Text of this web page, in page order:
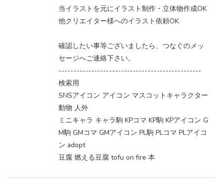
当イラストを元にイラスト制作・立体物作成OK
他クリエイター様へのイラスト依頼OK
確認したい事等ございましたら、つなぐのメッ
セージへご連絡下さい。
------------------------------------------------
検索用
SNSアイコン アイコン マスコットキャラクター
動物 人外
ミニキャラ キャラ駒 KPコマ KP駒 KPアイコン G
M駒 GMコマ GMアイコン PL駒 PLコマ PLアイコ
ン adopt
豆腐 燃える豆腐 tofu on fire 本